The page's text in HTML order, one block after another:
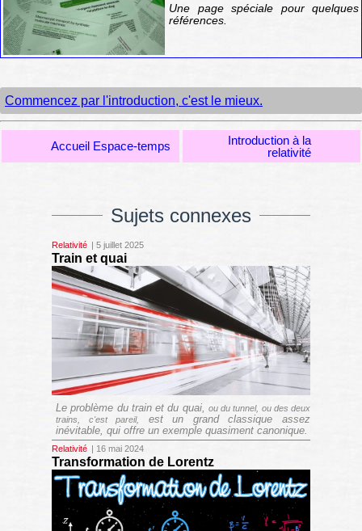
Sujets connexes
Relativité | 5 juillet 2025
Train et quai
Le problème du train et du quai,
ou du tunnel, ou des deux
trains, c'est pareil,
est un grand classique assez
inévitable, qui offre un exemple quasiment canonique.
Relativité | 16 mai 2024
Transformation de Lorentz
Une page spéciale pour quelques
références.
Commencez par l'introduction, c'est le mieux.
Accueil Espace-temps
Introduction à la
relativité